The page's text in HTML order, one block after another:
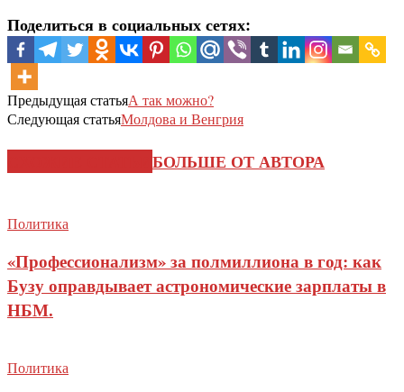
Поделиться в социальных сетях:
Предыдущая статьяА так можно?
Следующая статьяМолдова и Венгрия
БОЛЬШЕ ОТ АВТОРА
Политика
«Профессионализм» за полмиллиона в год: как
Бузу оправдывает астрономические зарплаты в
НБМ.
Политика